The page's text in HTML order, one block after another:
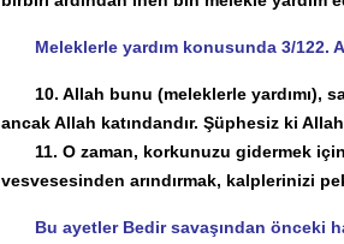
Meleklerle yardım konusunda 3/122.
10. Allah bunu (meleklerle yardımı),
ancak Allah katındandır. Şüphesiz ki
11. O zaman, korkunuzu gidermek için
vesvesesinden arındırmak, kalplerinizi
Bu ayetler Bedir savaşından önceki